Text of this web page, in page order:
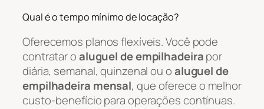
Qual é o tempo mínimo de locação?
Oferecemos planos flexíveis. Você pode
contratar oaluguel de empilhadeirapor
diária, semanal, quinzenal ou oaluguel de
empilhadeira mensal, que oferece o melhor
custo-benefício para operações contínuas.